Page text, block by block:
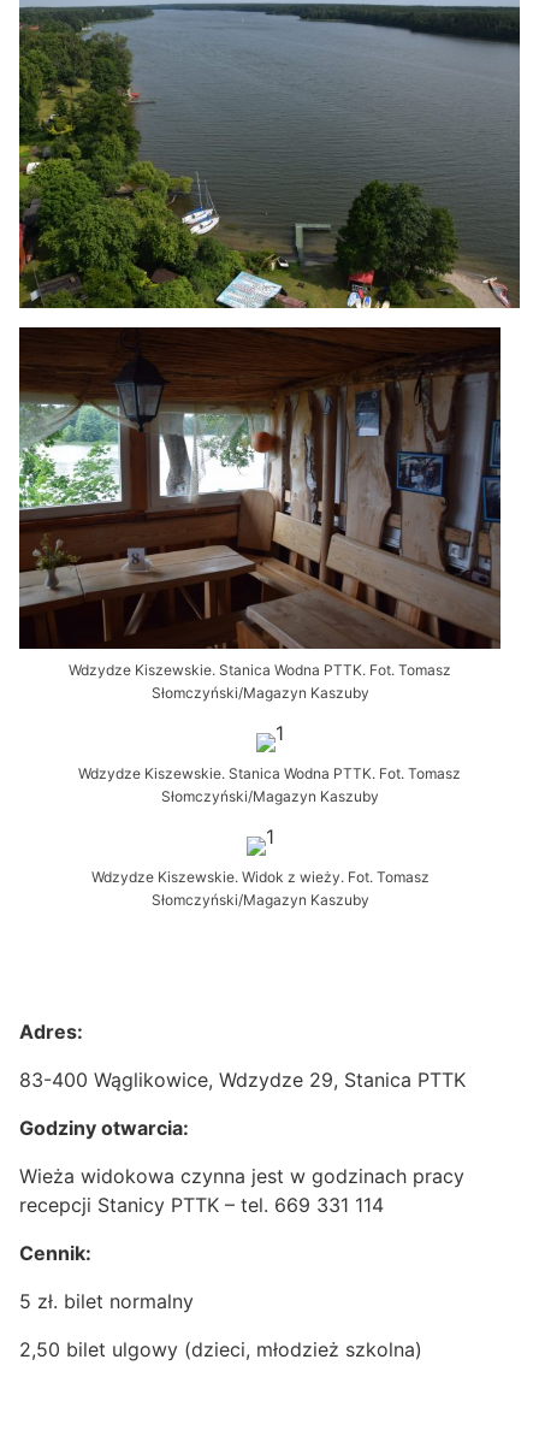
Wdzydze Kiszewskie. Stanica Wodna PTTK. Fot. Tomasz
Słomczyński/Magazyn Kaszuby
Wdzydze Kiszewskie. Stanica Wodna PTTK. Fot. Tomasz
Słomczyński/Magazyn Kaszuby
Wdzydze Kiszewskie. Widok z wieży. Fot. Tomasz
Słomczyński/Magazyn Kaszuby
Adres:
83-400 Wąglikowice, Wdzydze 29, Stanica PTTK
Godziny otwarcia:
Wieża widokowa czynna jest w godzinach pracy
recepcji Stanicy PTTK – tel. 669 331 114
Cennik:
5 zł. bilet normalny
2,50 bilet ulgowy (dzieci, młodzież szkolna)